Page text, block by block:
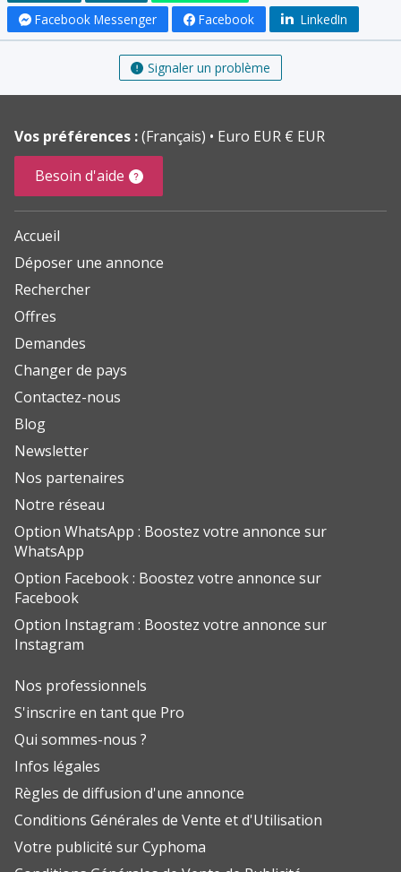
Facebook Messenger
Facebook LinkedIn
Signaler un problème
Vos préférences :(Français)
Euro EUR € EUR
Besoin d'aide
Accueil
Déposer une annonce
Rechercher
Offres
Demandes
Changer de pays
Contactez-nous
Blog
Newsletter
Nos partenaires
Notre réseau
Option WhatsApp : Boostez votre annonce sur
WhatsApp
Option Facebook : Boostez votre annonce sur
Facebook
Option Instagram : Boostez votre annonce sur
Instagram
Nos professionnels
S'inscrire en tant que Pro
Qui sommes-nous ?
Infos légales
Règles de diffusion d'une annonce
Conditions Générales de Vente et d'Utilisation
Votre publicité sur Cyphoma